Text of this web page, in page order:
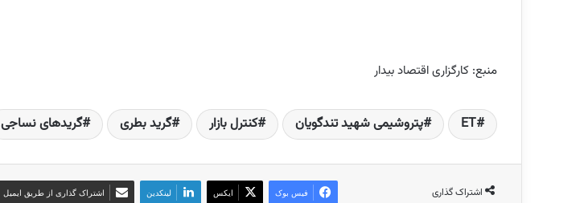
منبع: کارگزاری اقتصاد بیدار
ET پتروشیمی شهید تندگویان کنترل بازار گرید بطری گریدهای نساجی
اشتراک گذاری فیس بوک ایکس لینکدین اشتراک گذاری از طریق ایمیل